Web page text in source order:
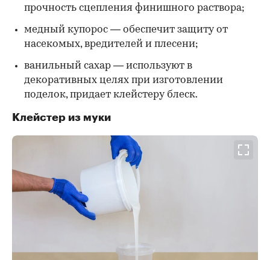
прочность сцепления финишного раствора;
медный купорос — обеспечит защиту от
насекомых, вредителей и плесени;
ванильный сахар — используют в
декоративных целях при изготовлении
поделок, придает клейстеру блеск.
Клейстер из муки